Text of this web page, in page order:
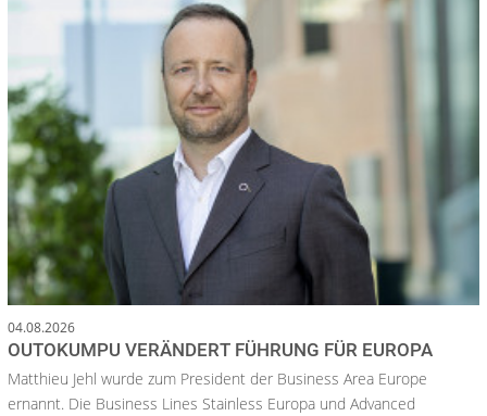
04.08.2026
OUTOKUMPU VERÄNDERT FÜHRUNG FÜR EUROPA
Matthieu Jehl wurde zum President der Business Area Europe
ernannt. Die Business Lines Stainless Europa und Advanced